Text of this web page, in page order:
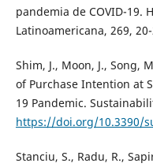
pandemia de COVID-19.
Latinoamericana, 269,
Shim, J., Moon, J., Song,
of Purchase Intention at
19 Pandemic.
https://doi.org/10.3390/
Stanciu, S., Radu, R.,